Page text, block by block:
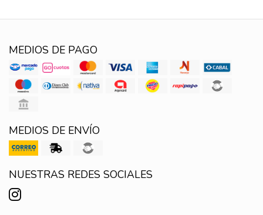
MEDIOS DE PAGO
MEDIOS DE ENVÍO
NUESTRAS REDES SOCIALES